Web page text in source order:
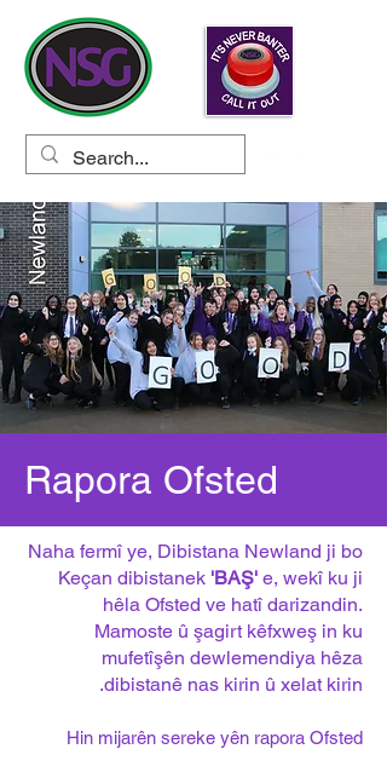
Rapora Ofsted
Naha fermî ye, Dibistana Newland ji bo
Keçan dibistanek 'BAŞ' e, wekî ku ji
hêla Ofsted ve hatî darizandin.
Mamoste û şagirt kêfxweş in ku
mufetîşên dewlemendiya hêza
dibistanê nas kirin û xelat kirin.
Hin mijarên sereke yên rapora Ofsted